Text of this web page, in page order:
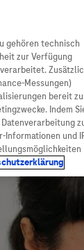
Z
gehören technisch
zur Verfügung
Messungen)
bereit zu
Indem
Informationen und